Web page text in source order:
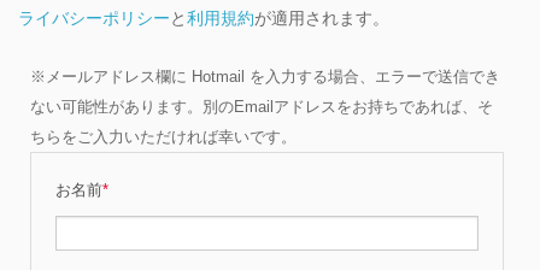
ライバシーポリシーと利用規約が適用されます。
※メールアドレス欄に Hotmail を入力する場合、エラーで送信でき
ない可能性があります。別のEmailアドレスをお持ちであれば、そ
ちらをご入力いただければ幸いです。
お名前*